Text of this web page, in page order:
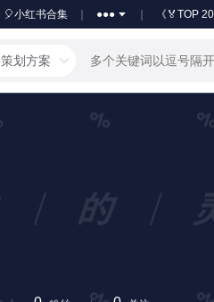
🎈小红书合集 ●●● 《🏅TOP
策划方案